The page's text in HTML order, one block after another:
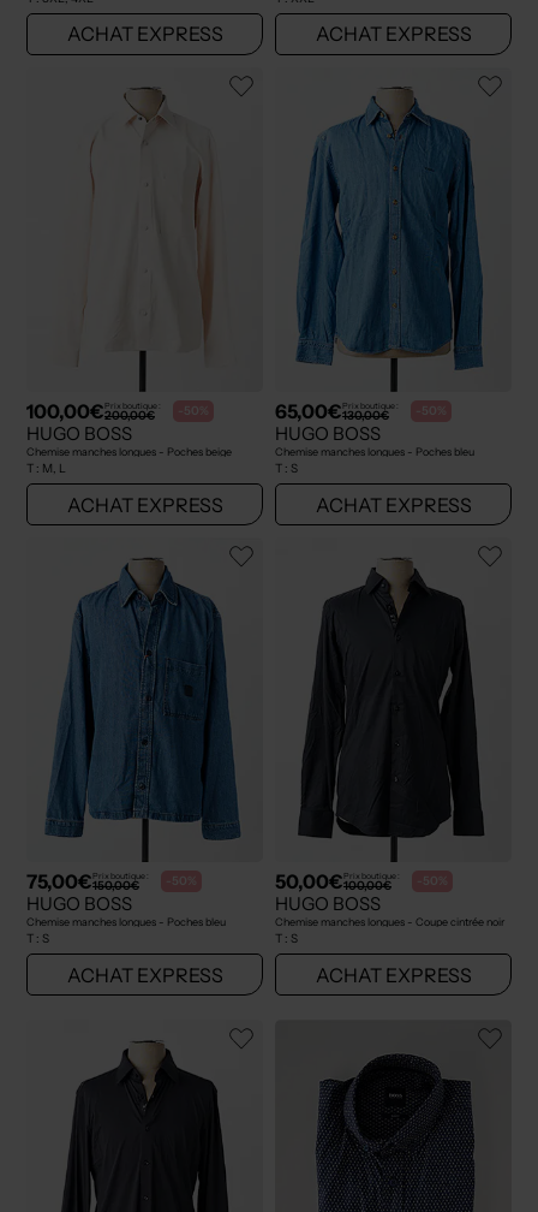
ACHAT EXPRESS ACHAT EXPRESS
100,00€Prix boutique :
200,00€ -50%
HUGO BOSS
Chemise manches longues - Poches beige
T : M, L
ACHAT EXPRESS
65,00€Prix boutique :
130,00€ -50%
HUGO BOSS
Chemise manches longues - Poches bleu
T : S
ACHAT EXPRESS
75,00€Prix boutique :
150,00€ -50%
HUGO BOSS
Chemise manches longues - Poches bleu
T : S
ACHAT EXPRESS
50,00€Prix boutique :
100,00€ -50%
HUGO BOSS
Chemise manches longues - Coupe cintrée noir
T : S
ACHAT EXPRESS